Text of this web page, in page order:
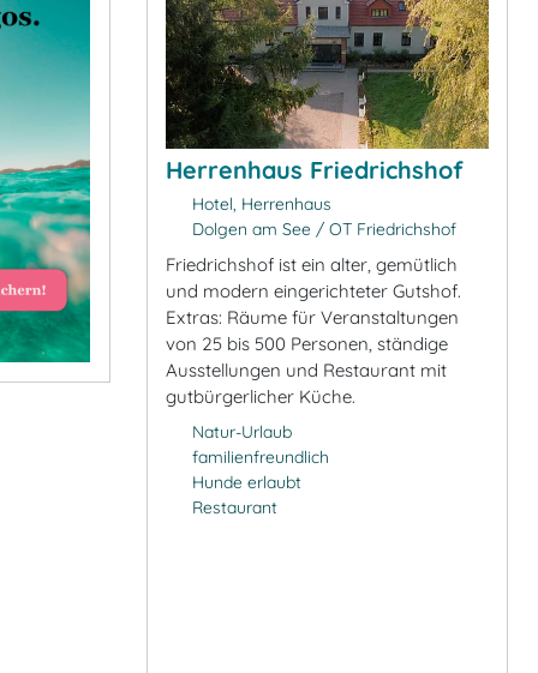
Herrenhaus Friedrichshof
Hotel, Herrenhaus
Dolgen am See / OT Friedrichshof
Friedrichshof ist ein alter, gemütlich
und modern eingerichteter Gutshof.
Extras: Räume für Veranstaltungen
von 25 bis 500 Personen, ständige
Ausstellungen und Restaurant mit
gutbürgerlicher Küche.
Natur-Urlaub
familienfreundlich
Hunde erlaubt
Restaurant